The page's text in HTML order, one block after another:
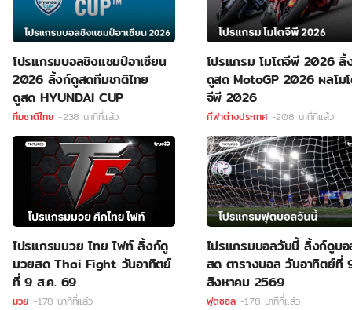
โปรแกรมบอลชิงแชมป์อาเซียน
2026 ลิ้งก์ดูสดทีมชาติไทย
ดูสด HYUNDAI CUP
ทีมชาติไทย -238 นาทีที่แล้ว
โปรแกรม โมโตจีพี 2026 ลิ้
ดูสด MotoGP 2026 ผลโม
จีพี 2026
กีฬาต่างประเทศ -208 นาทีที่แล้ว
โปรแกรมมวย ไทย ไฟท์ ลิ้งก์ดู
มวยสด Thai Fight วันอาทิตย์
ที่ 9 ส.ค. 69
มวย -178 นาทีที่แล้ว
โปรแกรมบอลวันนี้ ลิ้งก์ดูบ
สด ตารางบอล วันอาทิตย์ที่
สิงหาคม 2569
ฟุตซอล -178 นาทีที่แล้ว